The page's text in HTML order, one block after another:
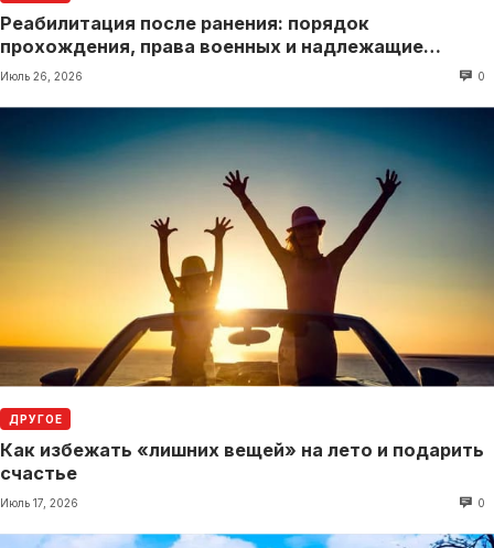
Реабилитация после ранения: порядок
прохождения, права военных и надлежащие
выплаты
Июль 26, 2026 0
ДРУГОЕ
Как избежать «лишних вещей» на лето и подарить
счастье
Июль 17, 2026 0